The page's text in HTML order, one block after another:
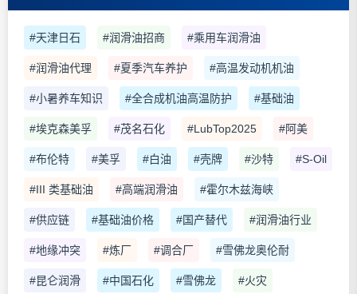
#天津日石 #润滑油招商 #乘用车润滑油
#润滑油代理 #夏季汽车养护 #高温发动机机油
#小暑养车知识 #全合成机油高温防护 #基础油
#埃克森美孚 #茂名石化 #LubTop2025 #阿美
#布伦特 #美孚 #白油 #壳牌 #沙特 #S-Oil
#III 类基础油 #高端润滑油 #霍尔木兹海峡
#供应链 #基础油价格 #国产替代 #润滑油行业
#地缘冲突 #炼厂 #调合厂 #雪佛龙奥伦耐
#昆仑润滑 #中国石化 #雪佛龙 #火灾